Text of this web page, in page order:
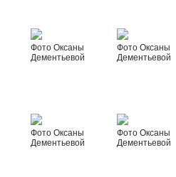
Фото Оксаны
Дементьевой
Фото Оксаны
Дементьевой
Фото Оксаны
Дементьевой
Фото Оксаны
Дементьевой